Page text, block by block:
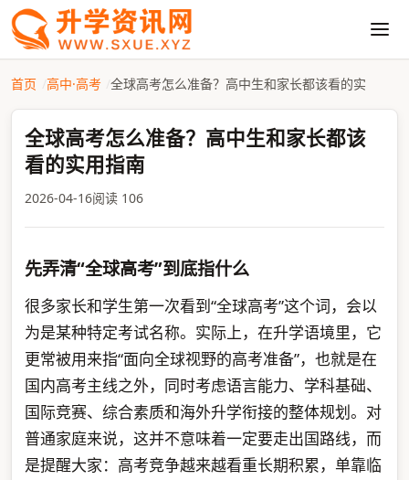
首页 高中·高考 全球高考怎么准备？高中生和家长都该看的实
全球高考怎么准备？高中生和家长都该
看的实用指南
2026-04-16阅读 106
先弄清“全球高考”到底指什么
很多家长和学生第一次看到“全球高考”这个词，会以
为是某种特定考试名称。实际上，在升学语境里，它
更常被用来指“面向全球视野的高考准备”，也就是在
国内高考主线之外，同时考虑语言能力、学科基础、
国际竞赛、综合素质和海外升学衔接的整体规划。对
普通家庭来说，这并不意味着一定要走出国路线，而
是提醒大家：高考竞争越来越看重长期积累，单靠临